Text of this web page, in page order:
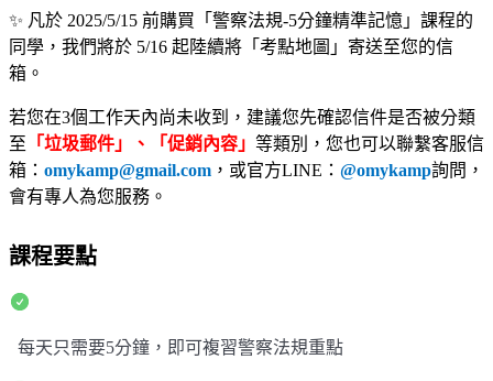
✨ 凡於 2025/5/15 前購買「警察法規-5分鐘精準記憶」課程的
同學，我們將於 5/16 起陸續將「考點地圖」寄送至您的信
箱。
若您在3個工作天內尚未收到，建議您先確認信件是否被分類
至 「垃圾郵件」、「促銷內容」 等類別，您也可以聯繫客服信
箱： omykamp@gmail.com ，或官方LINE： @omykamp詢問，
會有專人為您服務。
課程要點
每天只需要5分鐘，即可複習警察法規重點